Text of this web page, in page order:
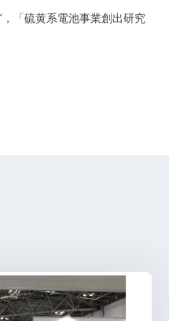
「硫黄系電池事業創出研究